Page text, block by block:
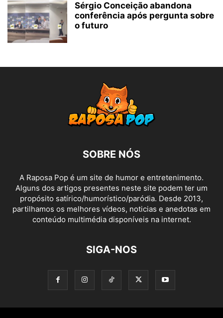
Sérgio Conceição abandona
conferência após pergunta sobre
o futuro
SOBRE NÓS
A Raposa Pop é um site de humor e entretenimento.
Alguns dos artigos presentes neste site podem ter um
propósito satírico/humorístico/paródia. Desde 2013,
partilhamos os melhores vídeos, noticias e anedotas em
conteúdo multimédia disponíveis na internet.
SIGA-NOS